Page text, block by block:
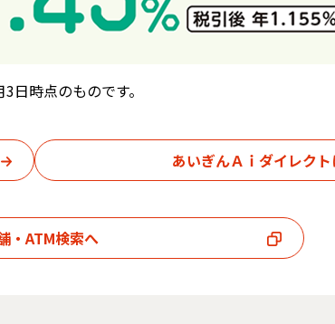
時点のものです。
あいぎんＡｉダイレク
・ATM検索へ